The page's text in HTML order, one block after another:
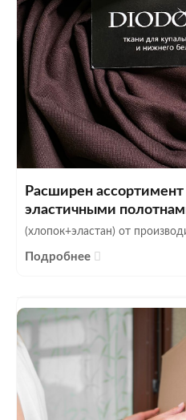
Расширен
эластичными
(хлопок+эластан) от
Подробнее